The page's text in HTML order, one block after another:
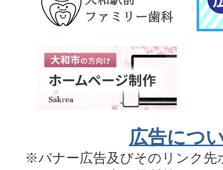
広告につ
※バナー広告及びそのリンク先